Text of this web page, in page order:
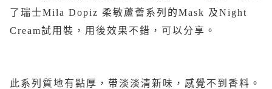
了瑞士Mila Dopiz 柔敏蘆薈系列的Mask 及Night
Cream試用裝，用後效果不錯，可以分享。
此系列質地有點厚，帶淡淡清新味，感覺不到香料。